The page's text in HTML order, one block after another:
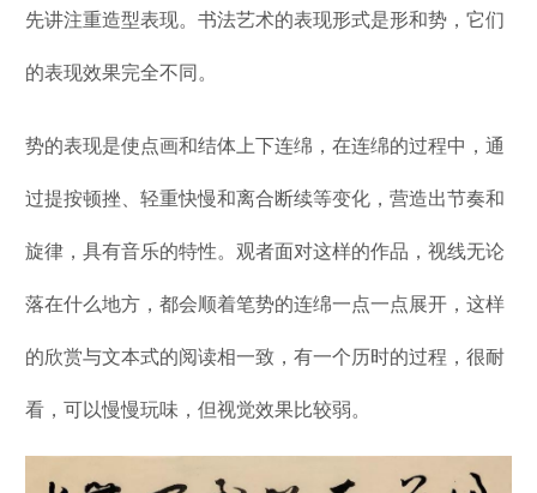
先讲注重造型表现。书法艺术的表现形式是形和势，它们
的表现效果完全不同。
势的表现是使点画和结体上下连绵，在连绵的过程中，通
过提按顿挫、轻重快慢和离合断续等变化，营造出节奏和
旋律，具有音乐的特性。观者面对这样的作品，视线无论
落在什么地方，都会顺着笔势的连绵一点一点展开，这样
的欣赏与文本式的阅读相一致，有一个历时的过程，很耐
看，可以慢慢玩味，但视觉效果比较弱。